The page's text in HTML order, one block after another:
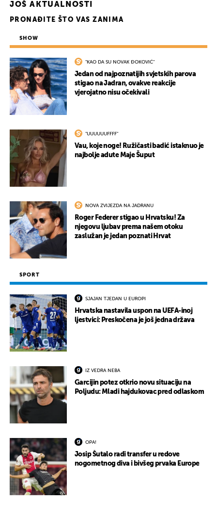
JOŠ AKTUALNOSTI
PRONAĐITE ŠTO VAS ZANIMA
SHOW
"KAO DA SU NOVAK ĐOKOVIĆ"
Jedan od najpoznatijih svjetskih parova
stigao na Jadran, ovakve reakcije
vjerojatno nisu očekivali
"UUUUUUFFFF"
Vau, koje noge! Ružičasti badić istaknuo je
najbolje adute Maje Šuput
NOVA ZVIJEZDA NA JADRANU
Roger Federer stigao u Hrvatsku! Za
njegovu ljubav prema našem otoku
zaslužan je jedan poznati Hrvat
SPORT
SJAJAN TJEDAN U EUROPI
Hrvatska nastavila uspon na UEFA-inoj
ljestvici: Preskočena je još jedna država
IZ VEDRA NEBA
Garcijin potez otkrio novu situaciju na
Poljudu: Mladi hajdukovac pred odlaskom
OPA!
Josip Šutalo radi transfer u redove
nogometnog diva i bivšeg prvaka Europe